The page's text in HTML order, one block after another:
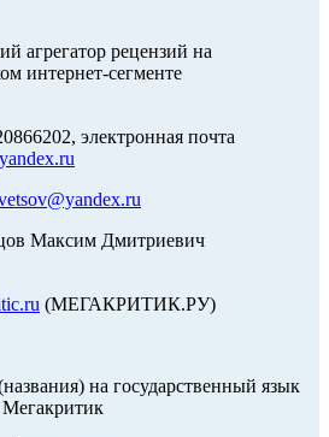
агрегатор рецензий на
интернет-сегменте
электронная почта
Максим Дмитриевич
(МЕГАКРИТИК.РУ)
на государственный язык